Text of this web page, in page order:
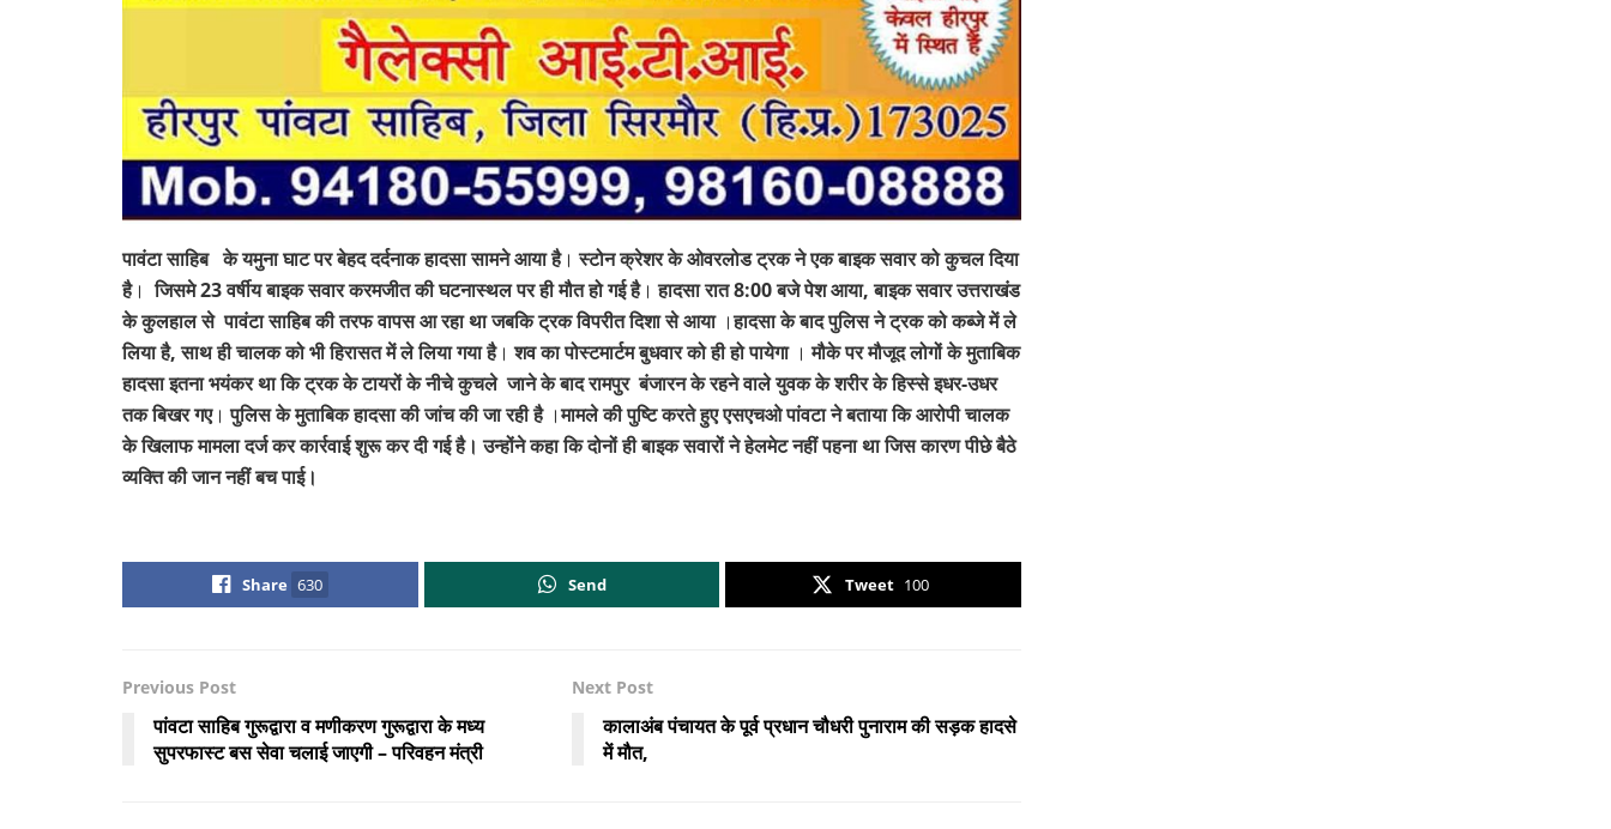
पावंटा साहिब के यमुना घाट पर बेहद दर्दनाक हादसा सामने आया है। स्टोन क्रेशर के ओवरलोड ट्रक ने एक बाइक सवार को कुचल दिया
है। जिसमे 23 वर्षीय बाइक सवार करमजीत की घटनास्थल पर ही मौत हो गई है। हादसा रात 8:00 बजे पेश आया, बाइक सवार उत्तराखंड
के कुलहाल से पावंटा साहिब की तरफ वापस आ रहा था जबकि ट्रक विपरीत दिशा से आया ।हादसा के बाद पुलिस ने ट्रक को कब्जे में ले
लिया है, साथ ही चालक को भी हिरासत में ले लिया गया है। शव का पोस्टमार्टम बुधवार को ही हो पायेगा ।मौके पर मौजूद लोगों के मुताबिक
हादसा इतना भयंकर था कि ट्रक के टायरों के नीचे कुचले जाने के बाद रामपुर बंजारन के रहने वाले युवक के शरीर के हिस्से इधर-उधर
तक बिखर गए। पुलिस के मुताबिक हादसा की जांच की जा रही है ।मामले की पुष्टि करते हुए एसएचओ पांवटा ने बताया कि आरोपी चालक
के खिलाफ मामला दर्ज कर कार्रवाई शुरू कर दी गई है। उन्होंने कहा कि दोनों ही बाइक सवारों ने हेलमेट नहीं पहना था जिस कारण पीछे बैठे
व्यक्ति की जान नहीं बच पाई।
Share 630 Send Tweet 100
Previous Post
पांवटा साहिब गुरूद्वारा व मणीकरण गुरूद्वारा के मध्य
सुपरफास्ट बस सेवा चलाई जाएगी – परिवहन मंत्री
Next Post
कालाअंब पंचायत के पूर्व प्रधान चौधरी पुनाराम की सड़क हादसे
में मौत,